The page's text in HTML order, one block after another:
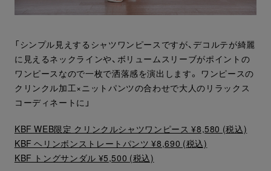
「シンプル見えするシャツワンピースですが、デコルテが綺麗
に見えるネックラインや、ボリュームスリーブがポイントの
ワンピースなので一枚で洒落感を演出します。 ワンピースの
クリンクル加工×ニットパンツの合わせで大人のリラックス
コーディネートに」
KBF WEB限定 クリンクルシャツワンピース ¥8,580 (税込)
KBF ヘリンボンストレートパンツ ¥8,690 (税込)
KBF トングサンダル ¥5,500 (税込)